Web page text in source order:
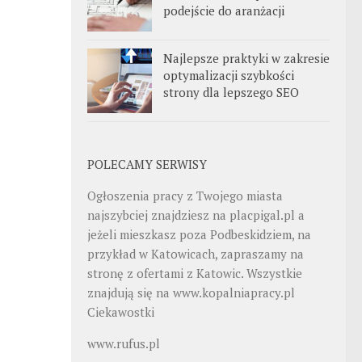
podejście do aranżacji
Najlepsze praktyki w zakresie
optymalizacji szybkości
strony dla lepszego SEO
POLECAMY SERWISY
Ogłoszenia pracy z Twojego miasta
najszybciej znajdziesz na placpigal.pl a
jeżeli mieszkasz poza Podbeskidziem, na
przykład w Katowicach, zapraszamy na
stronę z ofertami z Katowic. Wszystkie
znajdują się na www.kopalniapracy.pl
Ciekawostki
www.rufus.pl